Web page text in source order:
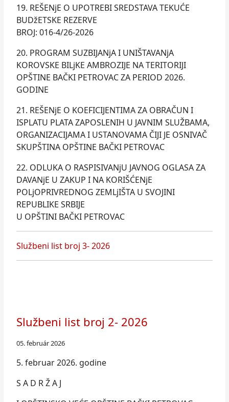
19. REŠENjE O UPOTREBI SREDSTAVA TEKUĆE
BUDžETSKE REZERVE
BROJ: 016-4/26-2026
20. PROGRAM SUZBIJANjA I UNIŠTAVANjA
KOROVSKE BILjKE AMBROZIJE NA TERITORIJI
OPŠTINE BAČKI PETROVAC ZA PERIOD 2026.
GODINE
21. REŠENjE O KOEFICIJENTIMA ZA OBRAČUN I
ISPLATU PLATA ZAPOSLENIH U JAVNIM SLUŽBAMA,
ORGANIZACIJAMA I USTANOVAMA ČIJI JE OSNIVAČ
SKUPŠTINA OPŠTINE BAČKI PETROVAC
22. ODLUKA O RASPISIVANjU JAVNOG OGLASA ZA
DAVANjE U ZAKUP I NA KORIŠĆENjE
POLjOPRIVREDNOG ZEMLjIŠTA U SVOJINI
REPUBLIKE SRBIJE
U OPŠTINI BAČKI PETROVAC
Službeni list broj 3- 2026
Službeni list broj 2- 2026
05. február 2026
5. februar 2026. godine
S A D R Ž A J